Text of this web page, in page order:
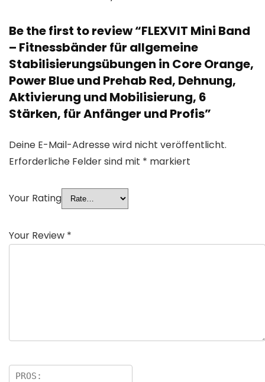
Be the first to review “FLEXVIT Mini Band
– Fitnessbänder für allgemeine
Stabilisierungsübungen in Core Orange,
Power Blue und Prehab Red, Dehnung,
Aktivierung und Mobilisierung, 6
Stärken, für Anfänger und Profis”
Deine E-Mail-Adresse wird nicht veröffentlicht.
Erforderliche Felder sind mit * markiert
Your Rating
Your Review *